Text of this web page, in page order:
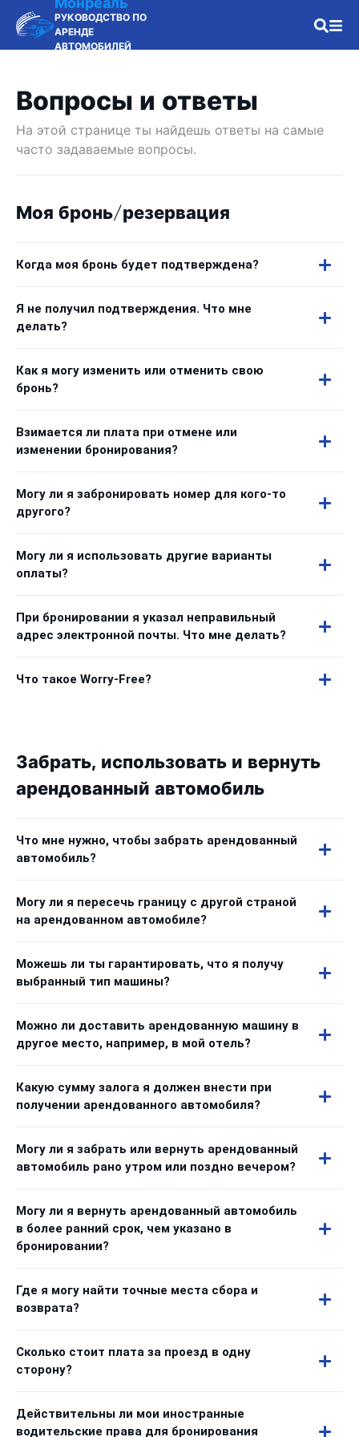
РУКОВОДСТВО ПО
АРЕНДЕ
АВТОМОБИЛЕЙ
Вопросы и ответы
На этой странице ты найдешь ответы на самые
часто задаваемые вопросы.
Моя бронь/резервация
Когда моя бронь будет подтверждена?
Я не получил подтверждения. Что мне
делать?
Как я могу изменить или отменить свою
бронь?
Взимается ли плата при отмене или
изменении бронирования?
Могу ли я забронировать номер для кого-то
другого?
Могу ли я использовать другие варианты
оплаты?
При бронировании я указал неправильный
адрес электронной почты. Что мне делать?
Что такое Worry-Free?
Забрать, использовать и вернуть
арендованный автомобиль
Что мне нужно, чтобы забрать арендованный
автомобиль?
Могу ли я пересечь границу с другой страной
на арендованном автомобиле?
Можешь ли ты гарантировать, что я получу
выбранный тип машины?
Можно ли доставить арендованную машину в
другое место, например, в мой отель?
Какую сумму залога я должен внести при
получении арендованного автомобиля?
Могу ли я забрать или вернуть арендованный
автомобиль рано утром или поздно вечером?
Могу ли я вернуть арендованный автомобиль
в более ранний срок, чем указано в
бронировании?
Где я могу найти точные места сбора и
возврата?
Сколько стоит плата за проезд в одну
сторону?
Действительны ли мои иностранные
водительские права для бронирования